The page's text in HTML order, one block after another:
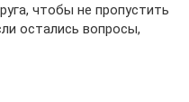
чтобы не пропустить
остались вопросы,